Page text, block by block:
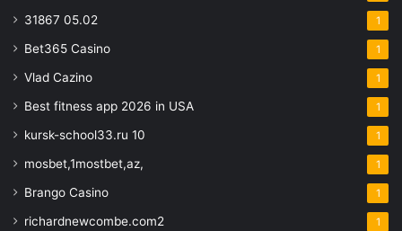
31867 05.02 1
Bet365 Casino 1
Vlad Cazino 1
Best fitness app 2026 in USA 1
kursk-school33.ru 10 1
mosbet,1mostbet,az, 1
Brango Casino 1
richardnewcombe.com2 1